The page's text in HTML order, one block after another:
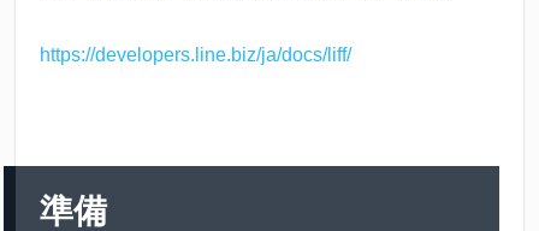
https://developers.line.biz/ja/docs/liff/
準備